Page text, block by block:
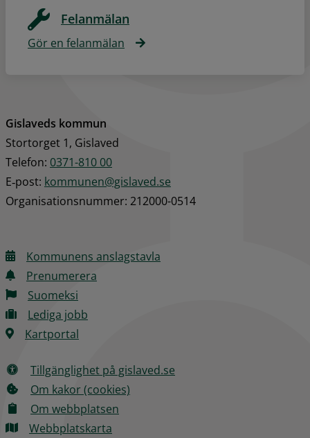
Felanmälan
Gör en felanmälan
Gislaveds kommun
Stortorget 1, Gislaved
Telefon: 0371-810 00
E‑post: kommunen@gislaved.se
Organisationsnummer: 212000-0514
Kommunens anslagstavla
Prenumerera
Suomeksi
Lediga jobb
Kartportal
Tillgänglighet på gislaved.se
Om kakor (cookies)
Om webbplatsen
Webbplatskarta